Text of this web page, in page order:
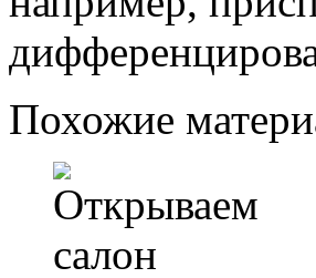
Похожие